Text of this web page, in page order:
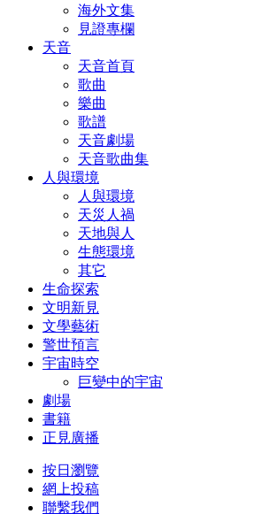
海外文集
見證專欄
天音
天音首頁
歌曲
樂曲
歌譜
天音劇場
天音歌曲集
人與環境
人與環境
天災人禍
天地與人
生態環境
其它
生命探索
文明新見
文學藝術
警世預言
宇宙時空
巨變中的宇宙
劇場
書籍
正見廣播
按日瀏覽
網上投稿
聯繫我們